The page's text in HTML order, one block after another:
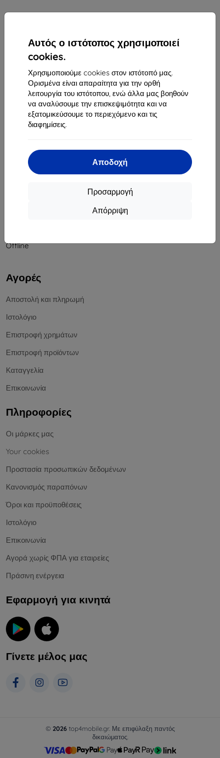
Αυτός ο ιστότοπος χρησιμοποιεί
cookies.
Χρησιμοποιούμε cookies στον ιστότοπό μας.
Ορισμένα είναι απαραίτητα για την ορθή
λειτουργία του ιστότοπου, ενώ άλλα μας βοηθούν
να αναλύσουμε την επισκεψιμότητα και να
εξατομικεύσουμε το περιεχόμενο και τις
διαφημίσεις.
Αποδοχή
Προσαρμογή
Απόρριψη
Οδός Rudolfa Mocka 3750/2A
841 04 Bratislava
Αριθμός Μητρώου Εταιρείας:46701494
ΑΦΜ ΦΠΑ:SK2023549671
Επικοινωνία
info@top4mobile.eu
Offline
Αγορές
Αποστολή και πληρωμή
Ιστολόγιο
Επιστροφή χρημάτων
Επιστροφή προϊόντων
Καταγγελία
Επικοινωνία
Πληροφορίες
Οι μάρκες μας
Your cookies
Προστασία προσωπικών δεδομένων
Κανονισμός παραπόνων
Όροι και προϋποθέσεις
Ιστολόγιο
Επικοινωνία
Αγορά χωρίς ΦΠΑ για εταιρείες
Πράσινη ενέργεια
Εφαρμογή για κινητά
Γίνετε μέλος μας
© 2026top4mobile.gr. Με επιφύλαξη παντός
δικαιώματος.